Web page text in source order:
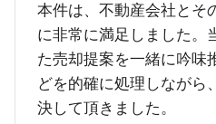
本件は、不動産会社とそ
に非常に満足しました。
た売却提案を一緒に吟味
どを的確に処理しながら
決して頂きました。